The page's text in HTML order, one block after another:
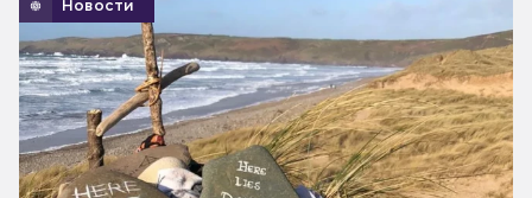
Новости